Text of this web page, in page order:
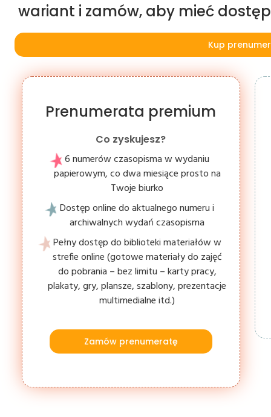
wariant i zamów, aby mieć
Kup
Prenumerata premium
Co zyskujesz?
6 numerów czasopisma w wydaniu
papierowym, co dwa miesiące prosto na
Twoje biurko
Dostęp online do aktualnego numeru i
archiwalnych wydań czasopisma
Pełny dostęp do biblioteki materiałów w
strefie online (gotowe materiały do zajęć
do pobrania – bez limitu – karty pracy,
plakaty, gry, plansze, szablony, prezentacje
multimedialne itd.)
Zamów prenumeratę